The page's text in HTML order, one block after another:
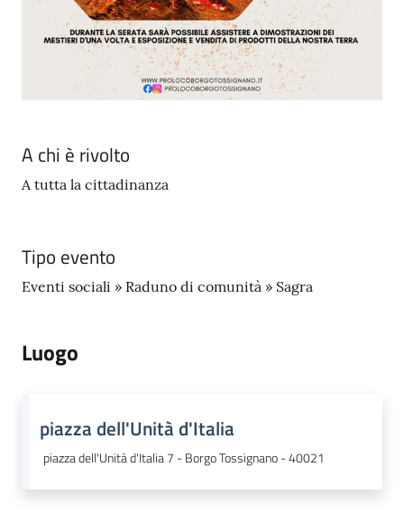
A chi è rivolto
A tutta la cittadinanza
Tipo evento
Eventi sociali » Raduno di comunità » Sagra
Luogo
piazza dell'Unità d'Italia
piazza dell'Unità d'Italia 7 - Borgo Tossignano - 40021